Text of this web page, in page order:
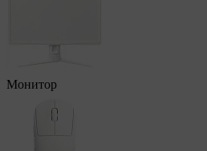
Монитор